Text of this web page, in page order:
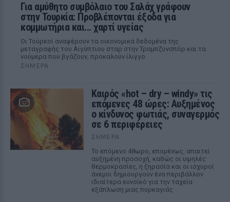
Για αμύθητο συμβόλαιο του Σαλάχ γράφουν
στην Τουρκία: Προβλέπονται έξοδα για
κομμωτήρια και... χαρτί υγείας
Οι Τούρκοί αναφέρουν τα οικονομικά δεδομένα της
μεταγραφής του Αιγύπτιου σταρ στην Τραμπζονσπόρ και τα
νούμερα που βγάζουν, προκαλούν ίλιγγο
ΣΉΜΕΡΑ
Καιρός «hot – dry – windy» τις
επόμενες 48 ώρες: Αυξημένος
ο κίνδυνος φωτιάς, συναγερμός
σε 6 περιφέρειες
ΣΉΜΕΡΑ
Το επόμενο 48ωρο, επομένως, απαιτεί
αυξημένη προσοχή, καθώς οι υψηλές
θερμοκρασίες, η ξηρασία και οι ισχυροί
άνεμοι δημιουργούν ένα περιβάλλον
ιδιαίτερα ευνοϊκό για την ταχεία
εξάπλωση μιας πυρκαγιάς